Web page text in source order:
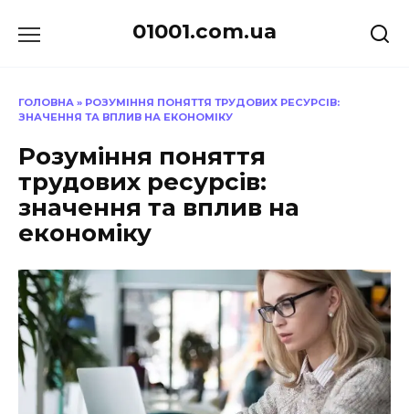
до
01001.com.ua
ГОЛОВНА » РОЗУМІННЯ ПОНЯТТЯ ТРУДОВИХ РЕСУРСІВ:
ЗНАЧЕННЯ ТА ВПЛИВ НА ЕКОНОМІКУ
Розуміння поняття
трудових ресурсів:
значення та вплив на
економіку